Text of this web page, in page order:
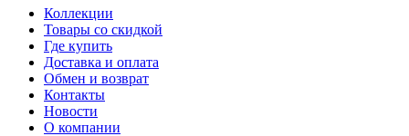
Коллекции
Товары со скидкой
Где купить
Доставка и оплата
Обмен и возврат
Контакты
Новости
О компании